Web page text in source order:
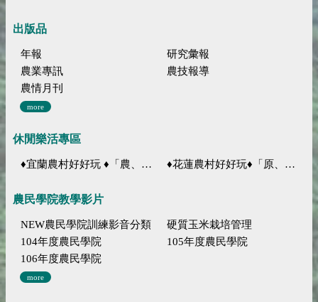
出版品
年報
研究彙報
農業專訊
農技報導
農情月刊
more
休閒樂活專區
♦宜蘭農村好好玩 ♦「農、藝、山、水」四條遊程推薦 ♦花蓮農村好好玩♦「原、生、慢、活」四條遊程推薦
農民學院教學影片
NEW農民學院訓練影音分類
硬質玉米栽培管理
104年度農民學院
105年度農民學院
106年度農民學院
more